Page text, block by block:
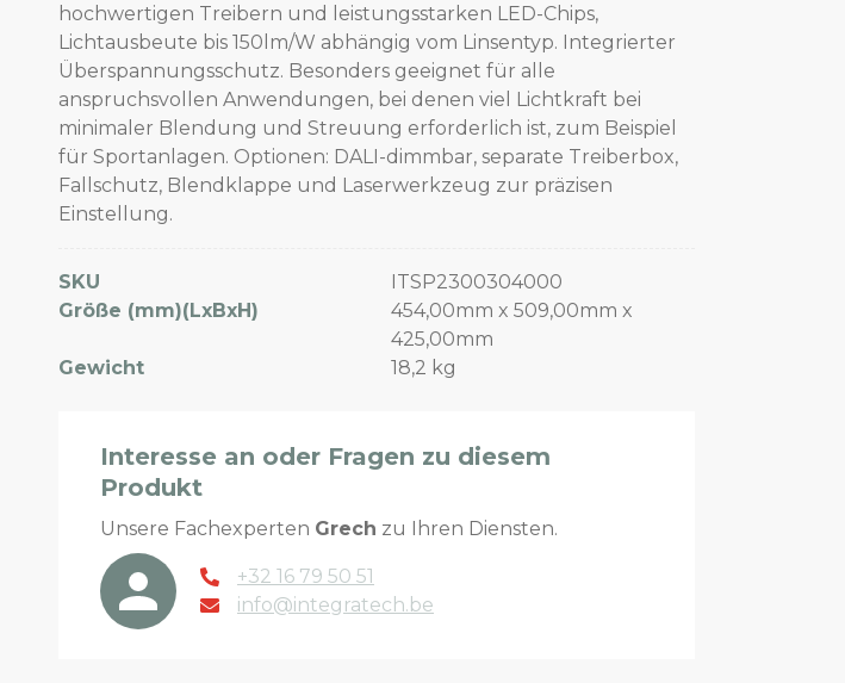
hochwertigen Treibern und leistungsstarken LED-Chips,
Lichtausbeute bis 150lm/W abhängig vom Linsentyp. Integrierter
Überspannungsschutz. Besonders geeignet für alle
anspruchsvollen Anwendungen, bei denen viel Lichtkraft bei
minimaler Blendung und Streuung erforderlich ist, zum Beispiel
für Sportanlagen. Optionen: DALI-dimmbar, separate Treiberbox,
Fallschutz, Blendklappe und Laserwerkzeug zur präzisen
Einstellung.
SKU
ITSP2300304000
Größe (mm)(LxBxH)
454,00mm x 509,00mm x
425,00mm
Gewicht
18,2 kg
Interesse an oder Fragen zu diesem
Produkt
Unsere Fachexperten Grech zu Ihren Diensten.
+32 16 79 50 51
info@integratech.be